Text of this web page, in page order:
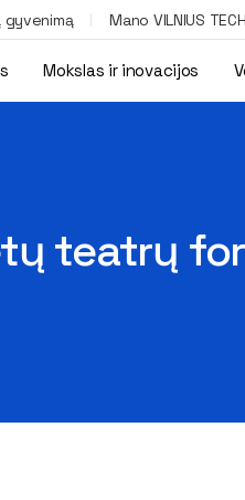
gyvenimą Mano VILNIUS TECH
Mokslas ir inovacijos
zonos
teatrų